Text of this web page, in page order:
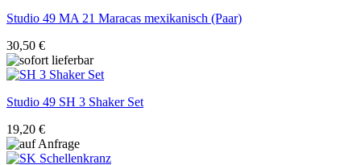
Studio 49 MA 21 Maracas mexikanisch (Paar)
30,50 €
Studio 49 SH 3 Shaker Set
19,20 €